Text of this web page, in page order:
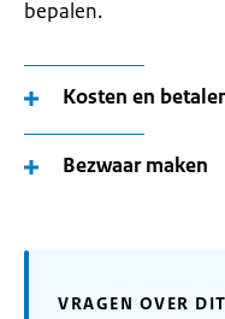
bepalen.
Kosten en
Bezwaar maken
VRAGEN OVER